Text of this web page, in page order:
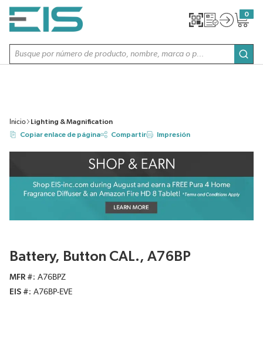
SALTAR AL CONTENIDO PRINCIPAL
Búsqueda de sitio
0
{0}
Inicio
Lighting & Magnification
Copiar enlace de página
Compartir Impresión
Battery, Button CAL., A76BP
MFR #
A76BPZ
EIS #
A76BP-EVE